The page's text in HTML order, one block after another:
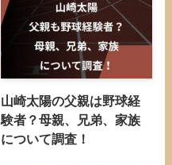
山崎太陽の父親は野球経
験者？母親、兄弟、家族
について調査！